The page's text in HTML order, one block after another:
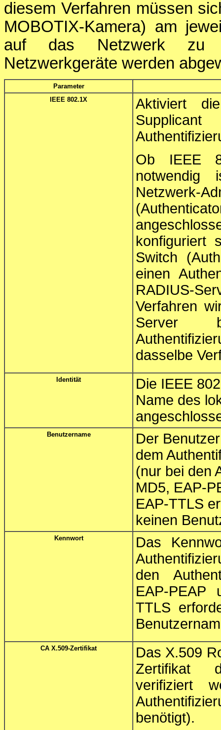
diesem Verfahren müssen
MOBOTIX-Kamera) am
auf das Netzwerk zu
Netzwerkgeräte werden
Parameter
IEEE 802.1X
Aktiviert
Ob IEEE
konfiguriert
Switch
einen
RADIUS-
Verfahren
Server
dasselbe
Identität
Die IEEE
Name des
Benutzername
Der
dem
(nur bei den
MD5, EAP-
EAP-TTLS
keinen
Kennwort
Das
den
EAP-PEAP
TTLS
CA X.509-Zertifikat
Das X.509
Zertifikat
verifiziert
benötigt).